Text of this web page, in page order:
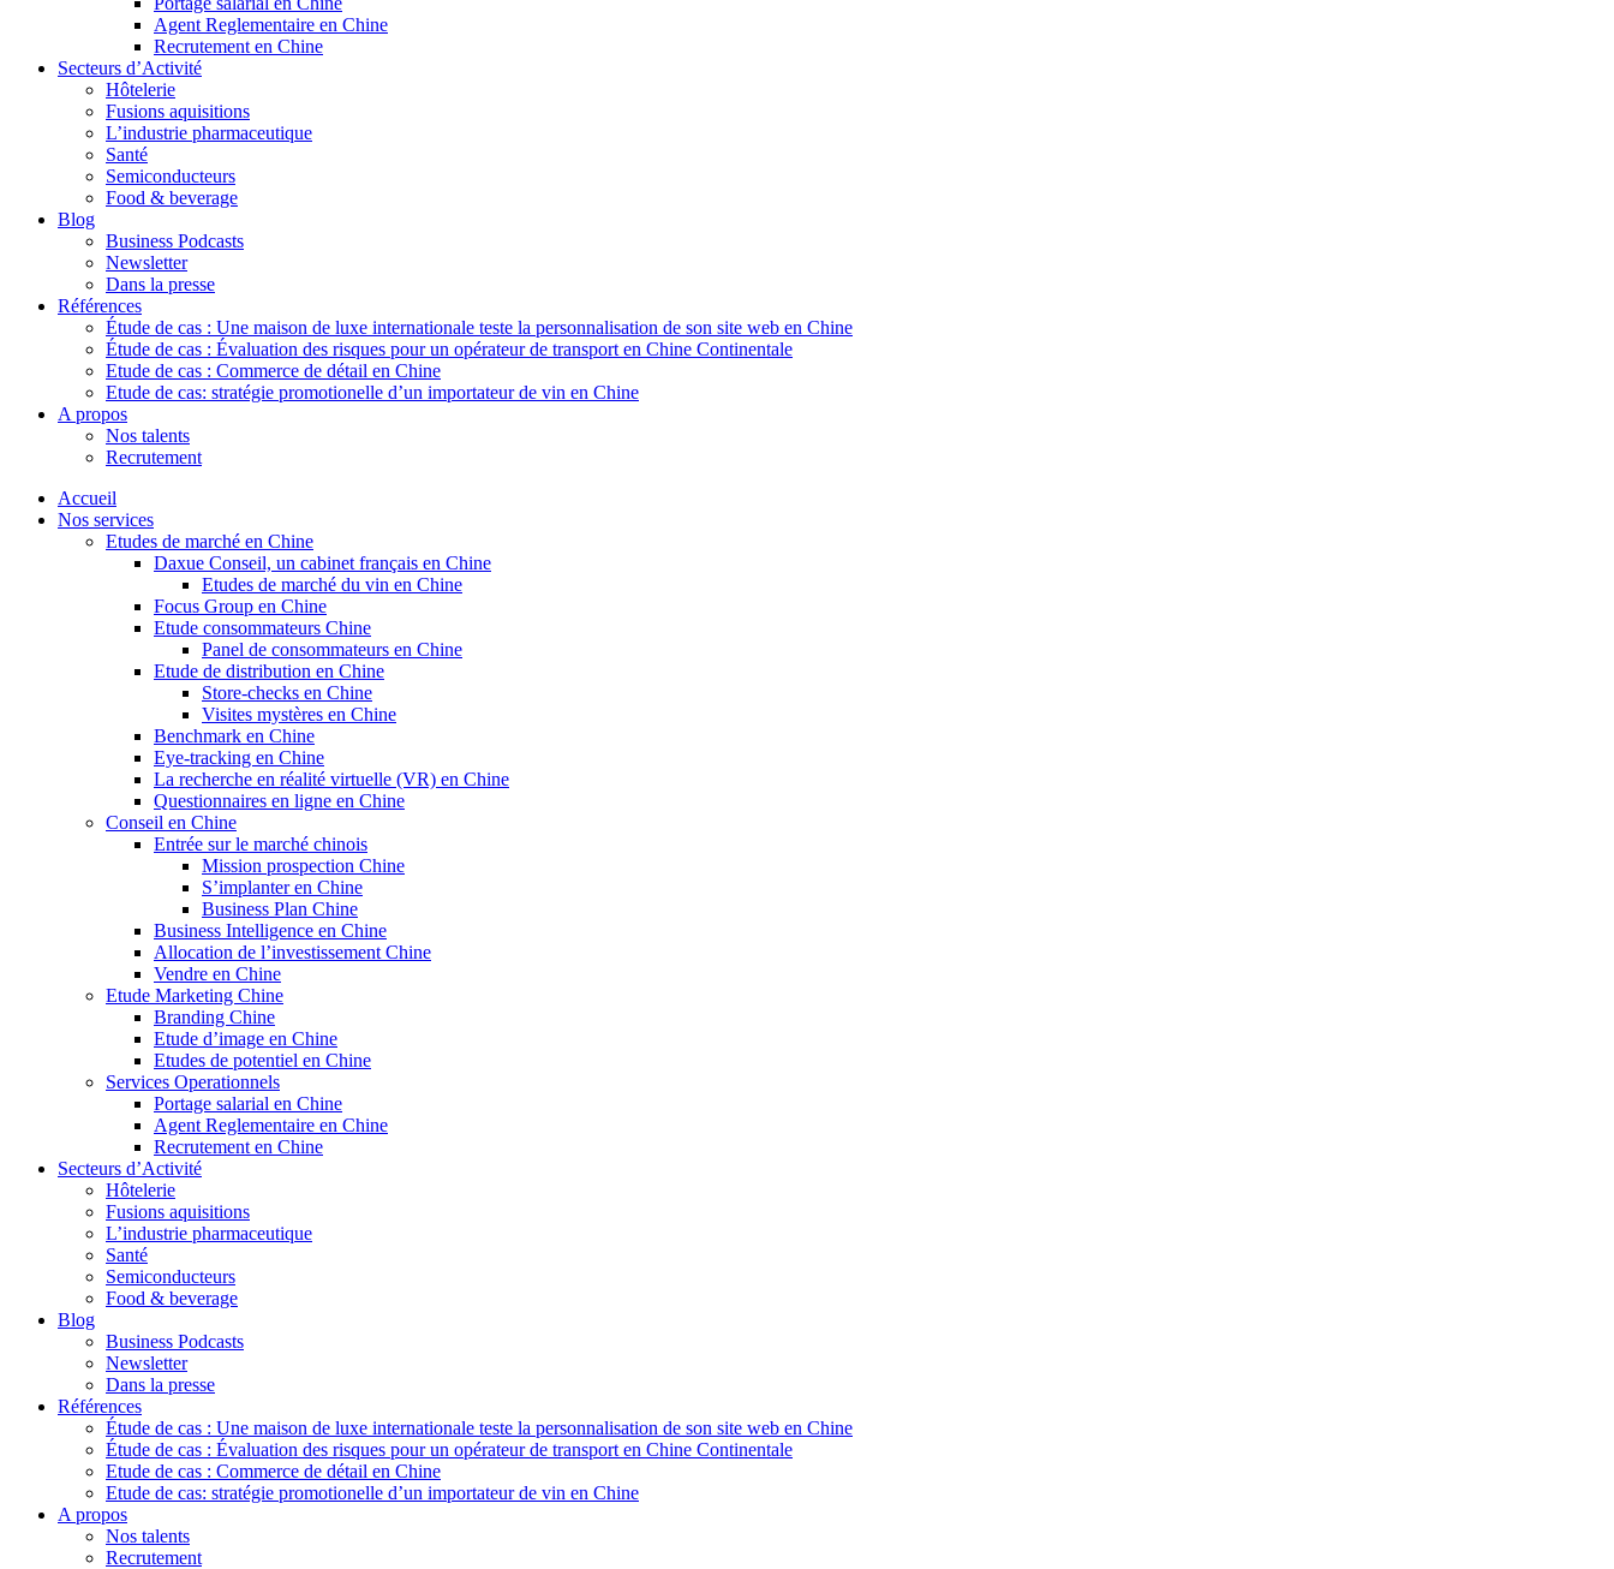
Agent Reglementaire en Chine
Recrutement en Chine
Secteurs d’Activité
Hôtelerie
Fusions aquisitions
L’industrie pharmaceutique
Santé
Semiconducteurs
Food & beverage
Blog
Business Podcasts
Newsletter
Dans la presse
Références
Étude de cas : Une maison de luxe internationale teste la personnalisation de son site web en Chine
Étude de cas : Évaluation des risques pour un opérateur de transport en Chine Continentale
Etude de cas : Commerce de détail en Chine
Etude de cas: stratégie promotionelle d’un importateur de vin en Chine
A propos
Nos talents
Recrutement
Accueil
Nos services
Etudes de marché en Chine
Daxue Conseil, un cabinet français en Chine
Etudes de marché du vin en Chine
Focus Group en Chine
Etude consommateurs Chine
Panel de consommateurs en Chine
Etude de distribution en Chine
Store-checks en Chine
Visites mystères en Chine
Benchmark en Chine
Eye-tracking en Chine
La recherche en réalité virtuelle (VR) en Chine
Questionnaires en ligne en Chine
Conseil en Chine
Entrée sur le marché chinois
Mission prospection Chine
S’implanter en Chine
Business Plan Chine
Business Intelligence en Chine
Allocation de l’investissement Chine
Vendre en Chine
Etude Marketing Chine
Branding Chine
Etude d’image en Chine
Etudes de potentiel en Chine
Services Operationnels
Portage salarial en Chine
Agent Reglementaire en Chine
Recrutement en Chine
Secteurs d’Activité
Hôtelerie
Fusions aquisitions
L’industrie pharmaceutique
Santé
Semiconducteurs
Food & beverage
Blog
Business Podcasts
Newsletter
Dans la presse
Références
Étude de cas : Une maison de luxe internationale teste la personnalisation de son site web en Chine
Étude de cas : Évaluation des risques pour un opérateur de transport en Chine Continentale
Etude de cas : Commerce de détail en Chine
Etude de cas: stratégie promotionelle d’un importateur de vin en Chine
A propos
Nos talents
Recrutement